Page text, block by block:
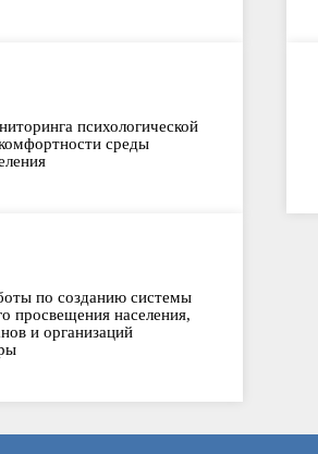
психологической
среды
по созданию системы
просвещения населения,
и организаций